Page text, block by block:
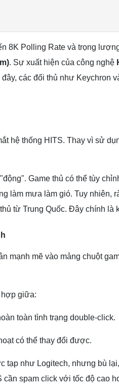
8K Polling Rate và trọng
. Sự xuất hiện của công nghệ
các đối thủ như Keychron
hệ thống HITS. Thay vì sử
Game thủ có thể tùy
làm mưa làm gió. Tuy nhiên,
từ Trung Quốc. Đây chính là
mạnh mẽ vào mảng chuột
hợp giữa:
toàn tình trạng double-click.
có thể thay đổi được.
tạp như Logitech, nhưng bù
spam click với tốc độ cao